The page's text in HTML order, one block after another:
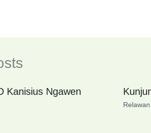
Kanisius Ngawen
Relawan